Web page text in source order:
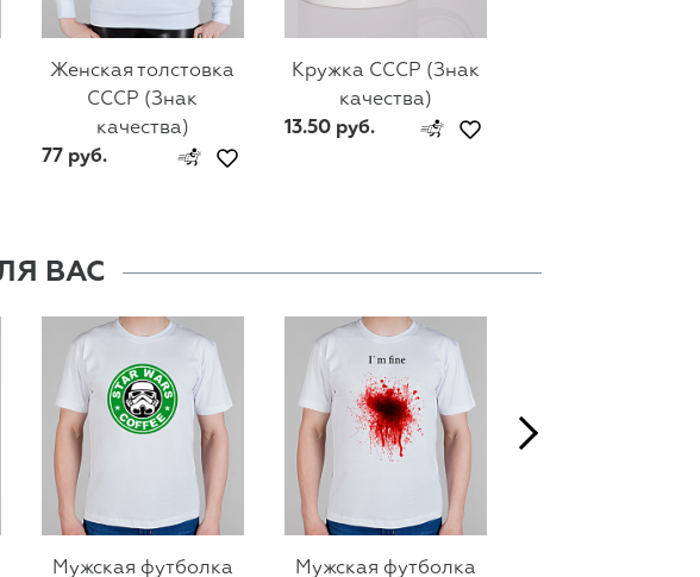
Женская толстовка
СССР (Знак
качества)
77 руб.
Кружка СССР (Знак
качества)
13.50 руб.
ВАС
Мужская футболка
Мужская футболка